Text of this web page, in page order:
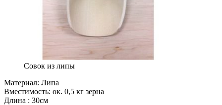
Совок из липы
Материал: Липа
Вместимость: ок. 0,5 кг зерна
Длина : 30см